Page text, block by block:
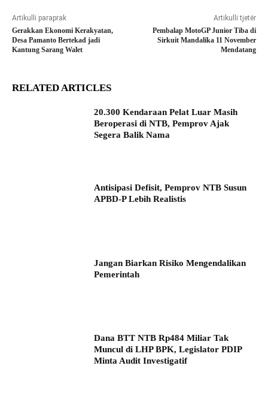
Artikulli paraprak
Gerakkan Ekonomi Kerakyatan,
Desa Pamanto Bertekad jadi
Kantung Sarang Walet
Artikulli tjetër
Pembalap MotoGP Junior Tiba di
Sirkuit Mandalika 11 November
Mendatang
RELATED ARTICLES
20.300 Kendaraan Pelat Luar Masih
Beroperasi di NTB, Pemprov Ajak
Segera Balik Nama
Antisipasi Defisit, Pemprov NTB Susun
APBD-P Lebih Realistis
Jangan Biarkan Risiko Mengendalikan
Pemerintah
Dana BTT NTB Rp484 Miliar Tak
Muncul di LHP BPK, Legislator PDIP
Minta Audit Investigatif